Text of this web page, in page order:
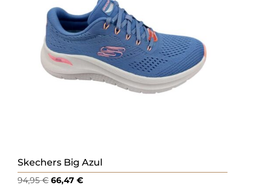
Skechers Big Azul
94,95€El
66,47€El